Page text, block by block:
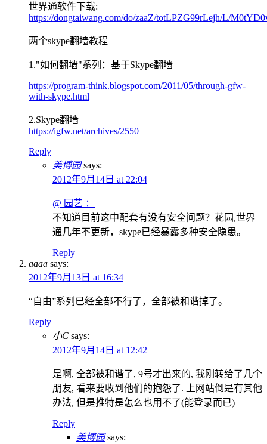
世界通软件下载:
https://dongtaiwang.com/do/zaaZ/totLPZG99rLejh/L/
两个skype翻墙教程
1."如何翻墙"系列：基于Skype翻墙
https://program-think.blogspot.com/2011/05/through-gfw-
with-skype.html
2.Skype翻墙
https://igfw.net/archives/2550
Reply
美博园 says:
2012年9月14日 at 22:04
@ 园艺 ：
不知道目前这中配套有没有安全问题？花园,世界
通几年不更新，skype已经暴露多种安全隐患。
Reply
aaaa says:
2012年9月13日 at 16:34
“自由”系列已经全部不行了，全部被和谐掉了。
Reply
小C says:
2012年9月14日 at 12:42
是啊, 全部被和谐了, 9号才出来的, 我刚转给了几个
朋友, 看来要收到他们的抱怨了. 上网站倒是有其他
办法, 但是推特是怎么也用不了(能登录而已)
Reply
美博园 says: